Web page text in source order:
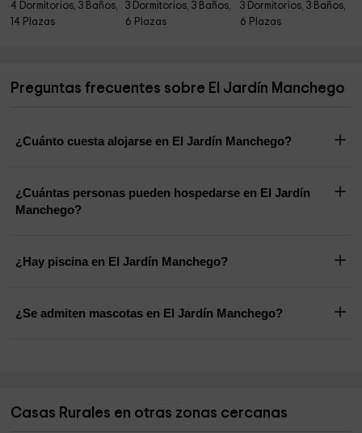
4 Dormitorios, 3 Baños,
14 Plazas
3 Dormitorios, 3 Baños,
6 Plazas
3 Dormitorios, 3 Baños,
6 Plazas
Preguntas frecuentes sobre El Jardín Manchego
¿Cuánto cuesta alojarse en El Jardín Manchego?
¿Cuántas personas pueden hospedarse en El Jardín
Manchego?
¿Hay piscina en El Jardín Manchego?
¿Se admiten mascotas en El Jardín Manchego?
Casas Rurales en otras zonas cercanas